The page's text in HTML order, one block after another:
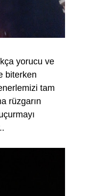
yorucu ve
biterken
tam
rüzgarın